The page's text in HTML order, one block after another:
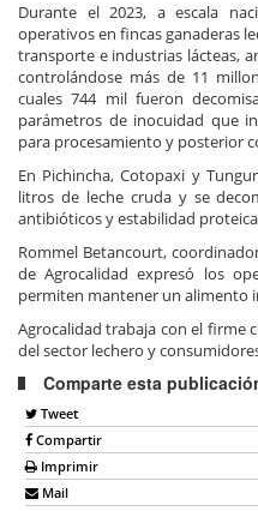
Durante el 2023, a escala
operativos en fincas ganaderas
transporte e industrias lácteas,
controlándose más de 11
cuales 744 mil fueron
parámetros de inocuidad que
para procesamiento y posterior
En Pichincha, Cotopaxi y
litros de leche cruda y se
antibióticos y estabilidad
Rommel Betancourt,
de Agrocalidad expresó los
permiten mantener un alimento
Agrocalidad trabaja con el firme
del sector lechero y
Comparte esta
Tweet
Compartir
Imprimir
Mail